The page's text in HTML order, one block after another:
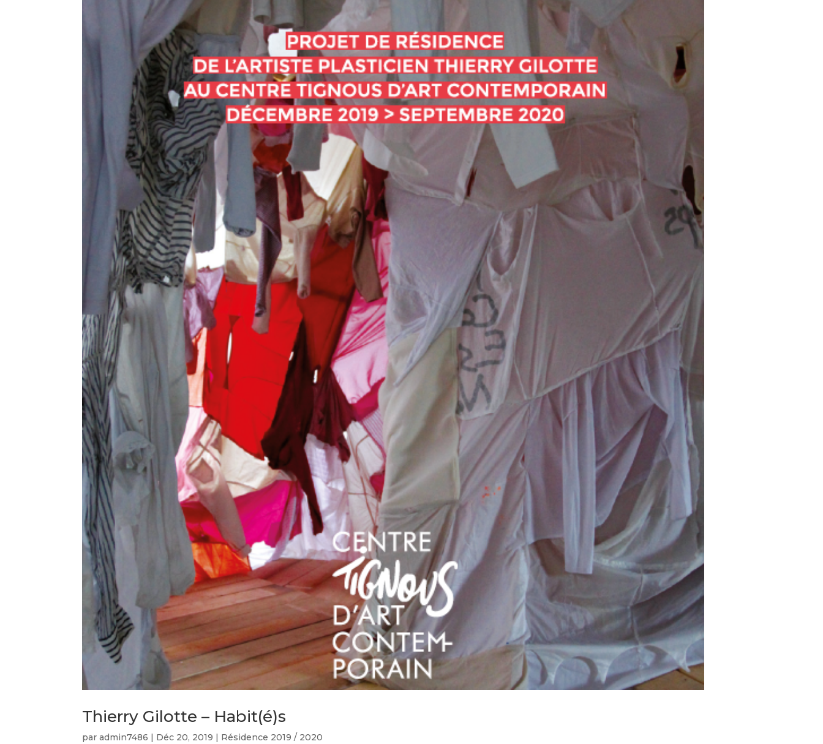
Thierry Gilotte – Habit(é)s
paradmin7486 | Déc 20, 2019 | Résidence 2019 / 2020